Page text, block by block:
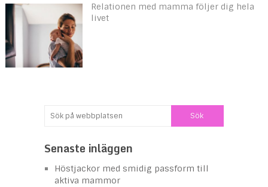
Relationen med mamma följer dig hela
livet
Senaste inläggen
Höstjackor med smidig passform till
aktiva mammor